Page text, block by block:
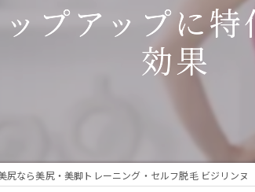
プアップに
効果
尻なら美尻・美脚トレーニング・セルフ脱毛 ビジリンヌ